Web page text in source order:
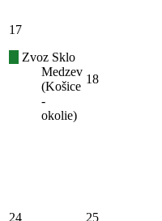
17
Zvoz Sklo
Medzev
(Košice
-
okolie)
18
24 25